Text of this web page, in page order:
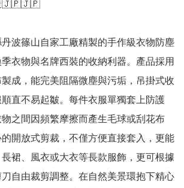
🇯🇵🇯🇵
波篠山自家工廠精製的手作級衣物防塵
衣物與名牌西裝的收納利器。產品採用
成，能完美阻隔微塵與污垢，吊掛式收
直不易起皺。每件衣服單獨套上防護
之間因頻繁摩擦而產生毛球或刮花布
開放式剪裁，不僅方便直接套入，更能
裙、風衣或大衣等長款服飾，更可根據
自由裁剪調整。在自然美景環抱下精心